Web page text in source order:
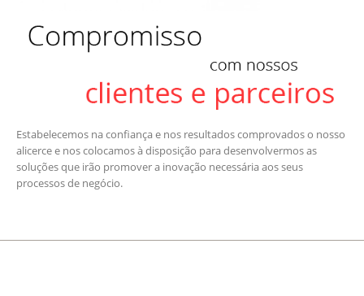
Estabelecemos na confiança e nos resultados comprovados o nosso
alicerce e nos colocamos à disposição para desenvolvermos as
soluções que irão promover a inovação necessária aos seus
processos de negócio.